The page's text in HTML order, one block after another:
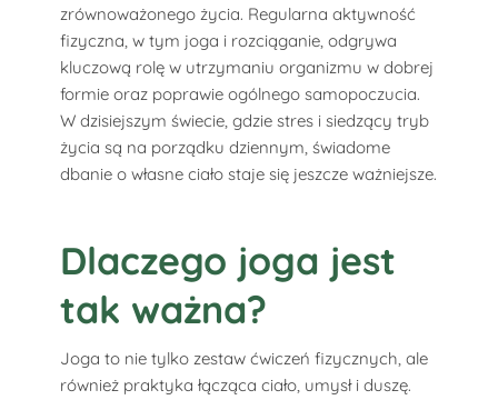
zrównoważonego życia. Regularna aktywność
fizyczna, w tym joga i rozciąganie, odgrywa
kluczową rolę w utrzymaniu organizmu w dobrej
formie oraz poprawie ogólnego samopoczucia.
W dzisiejszym świecie, gdzie stres i siedzący tryb
życia są na porządku dziennym, świadome
dbanie o własne ciało staje się jeszcze ważniejsze.
Dlaczego joga jest
tak ważna?
Joga to nie tylko zestaw ćwiczeń fizycznych, ale
również praktyka łącząca ciało, umysł i duszę.